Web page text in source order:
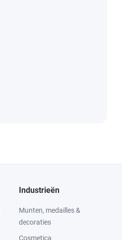
Industrieën
Munten, medailles &
decoraties
Cosmetica